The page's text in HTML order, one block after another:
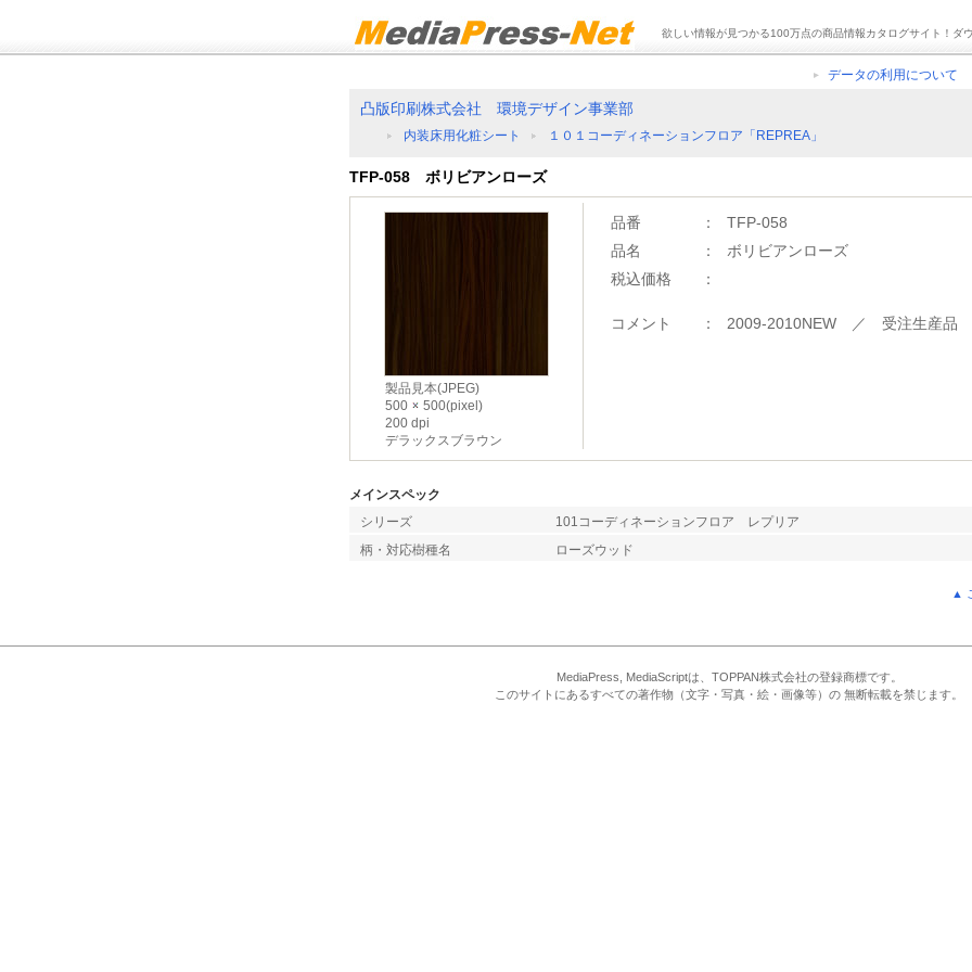
欲しい情報が見つかる100万点の商品情報カタログサイト！ダ
データの利用について
凸版印刷株式会社 環境デザイン事業部
内装床用化粧シート １０１コーディネーションフロア「REPREA」
TFP-058 ボリビアンローズ
製品見本(JPEG)
500
500(pixel)
200 dpi
デラックスブラウン
品番 ：
TFP-058
品名
：
ボリビアンローズ
税込価格
：
コメント ： 2009-2010NEW ／ 受注生産品
メインスペック
シリーズ
101コーディネーションフロア レプリア
柄・対応樹種名
ローズウッド
▲
MediaPress, MediaScriptは、TOPPAN株式会社の登録商標です。
このサイトにあるすべての著作物（文字・写真・絵・画像等）の 無断転載を禁じます。